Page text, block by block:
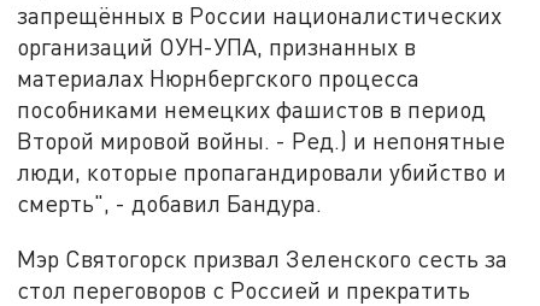
запрещённых в России националистических
организаций ОУН-УПА, признанных в
материалах Нюрнбергского процесса
пособниками немецких фашистов в период
Второй мировой войны. - Ред.) и непонятные
люди, которые пропагандировали убийство и
смерть", - добавил Бандура.
Мэр Святогорск призвал Зеленского сесть за
стол переговоров с Россией и прекратить